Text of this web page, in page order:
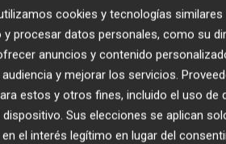
regionales,hasta cinco
salarial que permita el Estado.
Emiliano García-Page, Adrián
cookies y tecnologías similares
procesar datos personales, como su
anuncios y contenido
y mejorar los servicios.
estos y otros fines, incluido el uso de
Sus elecciones se aplican
el interés legítimo en lugar del